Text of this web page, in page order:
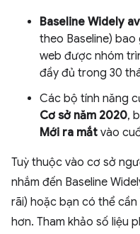
Baseline Widely
theo Baseline)
web được nhóm
đầy đủ trong 30
Các bộ tính năng
Cơ sở năm 2020,
Mới ra mắt vào
Tuỳ thuộc vào cơ sở
nhắm đến Baseline
rãi) hoặc bạn có thể cần
hơn. Tham khảo số liệu